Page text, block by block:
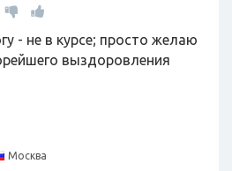
- не в курсе; просто желаю
выздоровления
Москва